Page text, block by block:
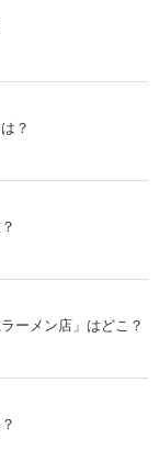
？
ーメン店」はどこ？